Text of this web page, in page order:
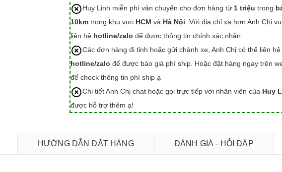
Huy Linh miễn phí vận chuyển cho đơn hàng từ 1 triệu trong
10kmtrong khu vực HCM và Hà Nội. Với địa chỉ xa hơn Anh Chị
liên hệ hotline/zalo để được thông tin chính xác nhận
Các đơn hàng đi tỉnh hoặc gửi chành xe, Anh Chị có thể liên hệ
hotline/zalo để được báo giá phí ship. Hoặc đặt hàng ngay trên
để check thông tin phí ship ạ
Chi tiết Anh Chị chat hoặc gọi trực tiếp với nhân viên của Huy
được hỗ trợ thêm ạ!
HƯỚNG DẪN ĐẶT HÀNG ĐÁNH GIÁ - HỎI ĐÁP